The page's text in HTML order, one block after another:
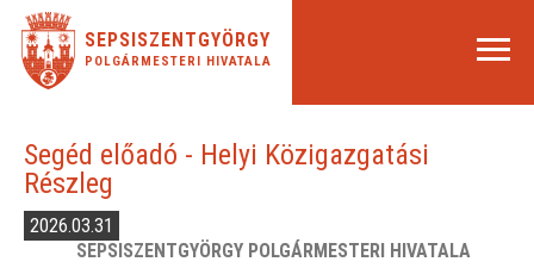
SEPSISZENTGYÖRGY
POLGÁRMESTERI HIVATALA
Segéd előadó - Helyi Közigazgatási
Részleg
2026.03.31
SEPSISZENTGYÖRGY POLGÁRMESTERI HIVATALA